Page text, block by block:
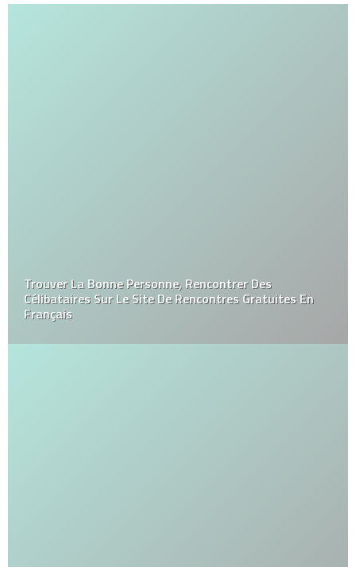
Trouver La Bonne Personne, Rencontrer Des
Célibataires Sur Le Site De Rencontres Gratuites En
Français